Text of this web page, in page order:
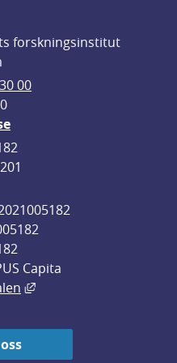
forskningsinstitut
00
Capita
Länk till annan